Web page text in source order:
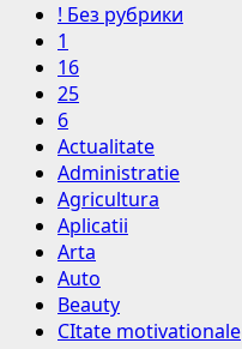
! Без рубрики
1
16
25
6
Actualitate
Administratie
Agricultura
Aplicatii
Arta
Auto
Beauty
CItate motivationale